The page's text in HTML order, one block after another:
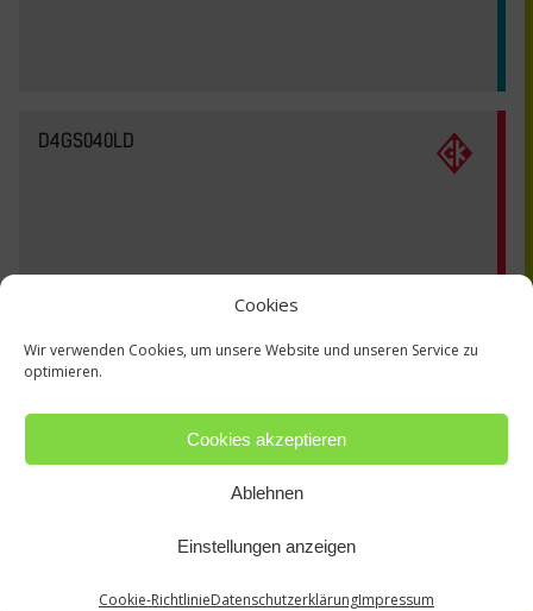
Cookies
Wir verwenden Cookies, um unsere Website und unseren Service zu
optimieren.
Cookies akzeptieren
Ablehnen
Einstellungen anzeigen
Cookie-RichtlinieDatenschutzerklärungImpressum
D4GS040LD